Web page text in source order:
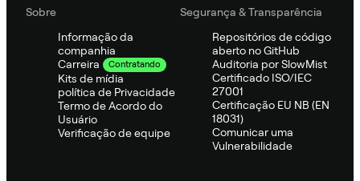
Sobre
Informação da
companhia
Carreira
Contratando
Kits de mídia
política de Privacidade
Termo de Acordo do
Usuário
Verificação de equipe
Segurança & Transparência
Repositórios de código
aberto no GitHub
Auditoria por SlowMist
Certificado ISO/IEC
27001
Certificação EU NB (EN
18031)
Comunicar uma
Vulnerabilidade